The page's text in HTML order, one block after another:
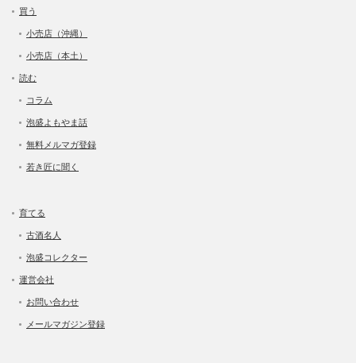
買う
小売店（沖縄）
小売店（本土）
読む
コラム
泡盛よもやま話
無料メルマガ登録
若き匠に聞く
育てる
古酒名人
泡盛コレクター
運営会社
お問い合わせ
メールマガジン登録